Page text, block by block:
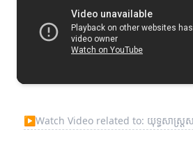
▶Watch Video related to: យុទ្ធសាស្ត្រសម្